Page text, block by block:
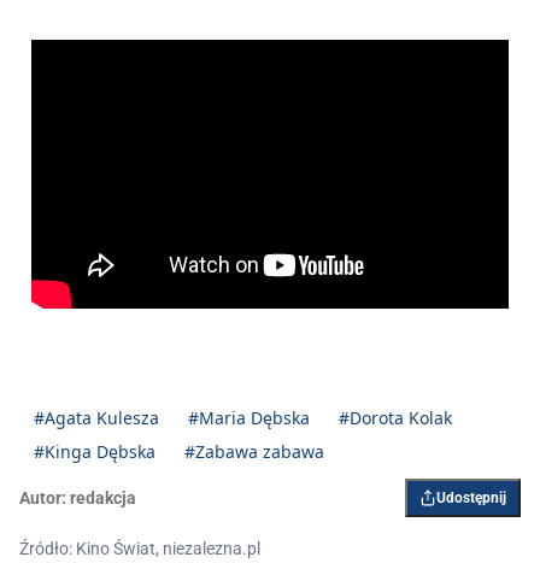
#Agata Kulesza #Maria Dębska
#Dorota Kolak
#Kinga Dębska
#Zabawa zabawa
Autor: redakcja Udostępnij
Źródło: Kino Świat, niezalezna.pl